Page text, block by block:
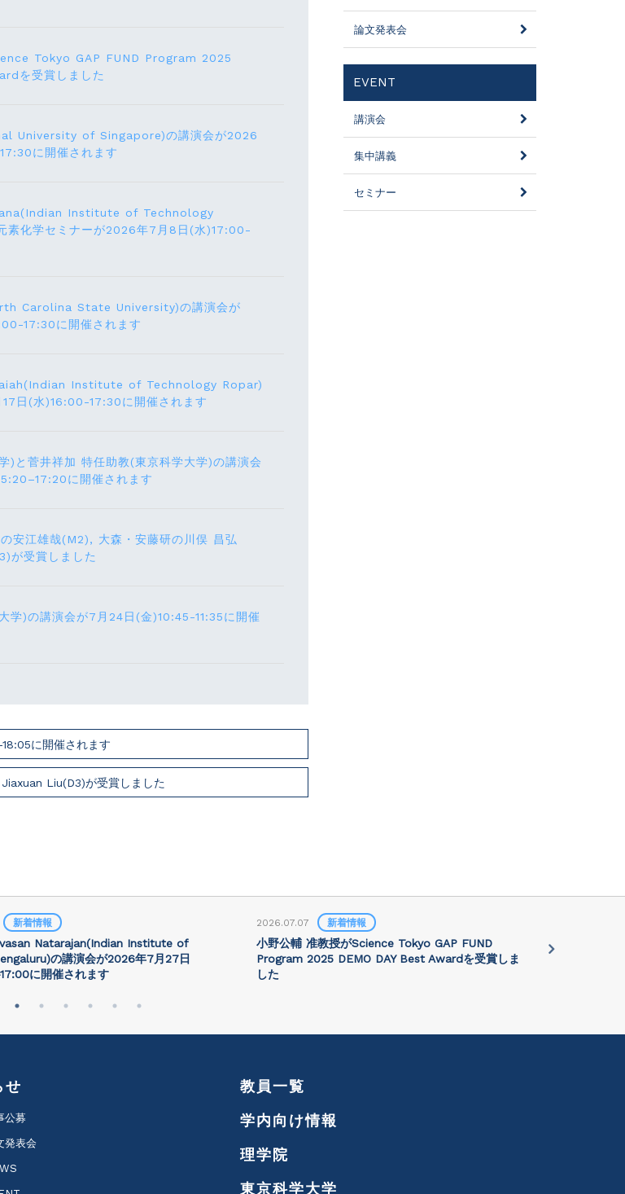
Tokyo GAP FUND Program 2025
を受賞しました
University of Singapore)の講演会が2026
に開催されます
Institute of Technology
素化学セミナーが2026年7月8日(水)17:00-
Carolina State University)の講演会が
17:30に開催されます
Institute of Technology Ropar)
⽇(水)16:00-17:30に開催されます
)と菅井祥加 特任助教(東京科学大学)の講演会
に開催されます
の安江雄哉(M2), 大森・安藤研の川俣 昌弘
受賞しました
学)の講演会が7月24⽇(⾦)10:45-11:35に開催
に開催されます
Liu(D3)が受賞しました
論文発表会
EVENT
講演会
集中講義
セミナー
新着情報
Natarajan(Indian Institute of
の講演会が2026年7月27⽇
に開催されます
2026.07.07 新着情報
小野公輔 准教授がScience Tokyo GAP FUND
Program 2025 DEMO DAY Best Awardを受賞しま
した
せ
公募
発表会
教員一覧
学内向け情報
理学院
東京科学大学